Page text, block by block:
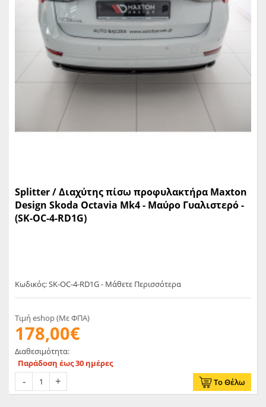
Splitter / Διαχύτης πίσω προφυλακτήρα Maxton
Design Skoda Octavia Mk4 - Μαύρο Γυαλιστερό -
(SK-OC-4-RD1G)
Κωδικός: SK-OC-4-RD1G - Μάθετε Περισσότερα
Τιμή eshop (Με ΦΠΑ)
178,00€
Διαθεσιμότητα:
Παράδοση έως 30 ημέρες
Το Θέλω